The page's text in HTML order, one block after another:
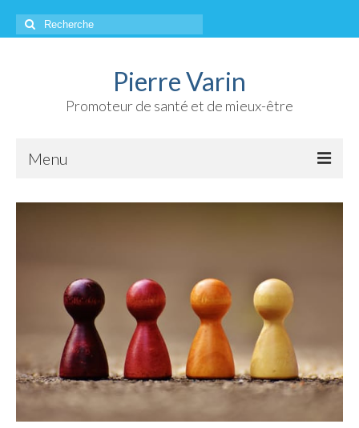
Rechercher
:
Pierre Varin
Promoteur de santé et de mieux-être
Menu
Accueil
Chroniques
Mes références
Contact